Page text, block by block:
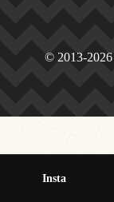
© 2013-
Insta